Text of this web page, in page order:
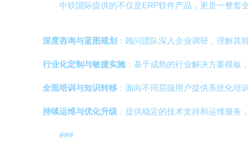
中软国际提供的不仅是ERP软件产品，更是一整套
深度咨询与蓝图规划 ：顾问团队深入企业调研，理解其
行业化定制与敏捷实施 ：基于成熟的行业解决方案模板
全面培训与知识转移 ：面向不同层级用户提供系统化培
持续运维与优化升级 ：提供稳定的技术支持和运维服务
###